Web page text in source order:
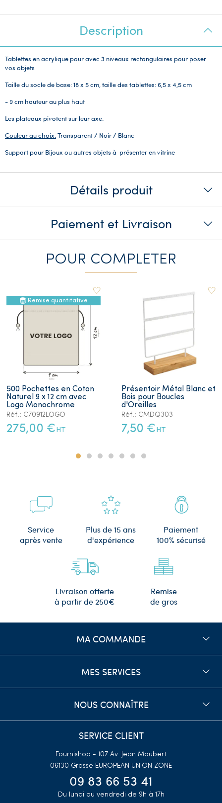
Description
Tablettes en acrylique pour avec 3 niveaux rectangulaires pour poser
vos objets
Taille du socle de base: 18 x 5 cm, taille des tablettes: 6,5 x 4,5 cm
- 9 cm hauteur au plus haut
Les plateaux pivotent sur leur axe.
Couleur au choix:Transparent / Noir / Blanc
Support pour Bijoux ou autres objets à présenter en vitrine
Détails produit
Paiement et Livraison
POUR COMPLETER
Remise quantitative
500 Pochettes en Coton
Naturel 9 x 12 cm avec
Logo Monochrome
Réf.: C70912LOGO
275,00 € HT
Présentoir Métal Blanc et
Bois pour Boucles
d'Oreilles
Réf.: CMDQ303
7,50 € HT
Service
après vente
Plus de 15 ans
d'expérience
Paiement
100% sécurisé
Livraison offerte
à partir de 250€
Remise
de gros
MA COMMANDE
MES SERVICES
NOUS CONNAÎTRE
SERVICE CLIENT
Fournishop - 107 Av. Jean Maubert
06130 Grasse EUROPEAN UNION ZONE
09 83 66 53 41
Du lundi au vendredi de 9h à 17h